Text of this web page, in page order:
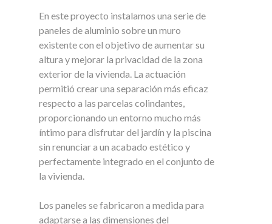
En este proyecto instalamos una serie de
paneles de aluminio sobre un muro
existente con el objetivo de aumentar su
altura y mejorar la privacidad de la zona
exterior de la vivienda. La actuación
permitió crear una separación más eficaz
respecto a las parcelas colindantes,
proporcionando un entorno mucho más
íntimo para disfrutar del jardín y la piscina
sin renunciar a un acabado estético y
perfectamente integrado en el conjunto de
la vivienda.
Los paneles se fabricaron a medida para
adaptarse a las dimensiones del